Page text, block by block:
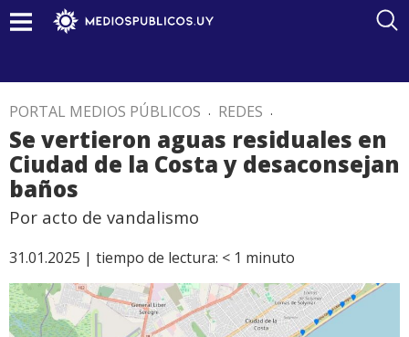
PORTAL MEDIOS PÚBLICOS . REDES .
Se vertieron aguas residuales en
Ciudad de la Costa y desaconsejan
baños
Por acto de vandalismo
31.01.2025 | tiempo de lectura: < 1 minuto